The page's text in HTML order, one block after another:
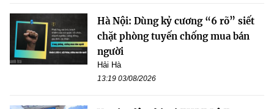
Hà Nội: Dùng kỷ cương “6 rõ” siết
chặt phòng tuyến chống mua bán
người
Hải Hà
13:19 03/08/2026